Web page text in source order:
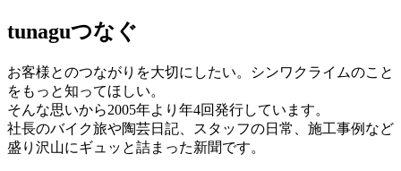
tunaguつなぐ
お客様とのつながりを大切にしたい。シンワクライムのこと
をもっと知ってほしい。
そんな思いから2005年より年4回発行しています。
社長のバイク旅や陶芸日記、スタッフの日常、施工事例など
盛り沢山にギュッと詰まった新聞です。